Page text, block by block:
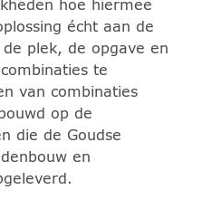
hoe hiermee
écht aan de
plek, de opgave en
te
van combinaties
op de
die de Goudse
en